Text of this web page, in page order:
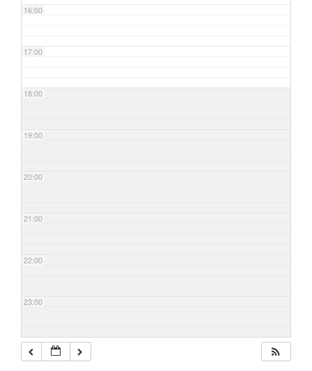
16:00
17:00
18:00
19:00
20:00
21:00
22:00
23:00